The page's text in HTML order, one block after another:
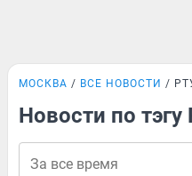
МОСКВА ВСЕ НОВОСТИ
Новости по тэгу